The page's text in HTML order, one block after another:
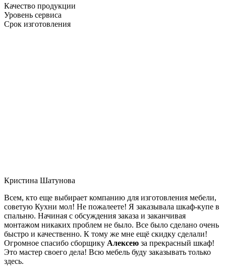
Качество продукции
Уровень сервиса
Срок изготовления
Кристина Шатунова
Всем, кто еще выбирает компанию для изготовления мебели,
советую Кухни мол! Не пожалеете! Я заказывала шкаф-купе в
спальню. Начиная с обсуждения заказа и заканчивая
монтажом никаких проблем не было. Все было сделано очень
быстро и качественно. К тому же мне ещё скидку сделали!
Огромное спасибо сборщику Алексею за прекрасный шкаф!
Это мастер своего дела! Всю мебель буду заказывать только
здесь.